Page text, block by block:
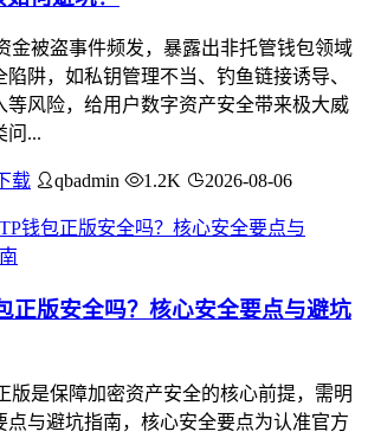
金被盗事件频发，暴露出非托管钱包领域
陷阱，如私钥管理不当、钓鱼链接诱导、
等风险，给用户数字资产安全带来极大威
问...
载 qbadmin 1.2K 2026-08-06
正版安全吗？核心安全要点与避坑
版是保障加密资产安全的核心前提，需明
点与避坑指南，核心安全要点为认准官方